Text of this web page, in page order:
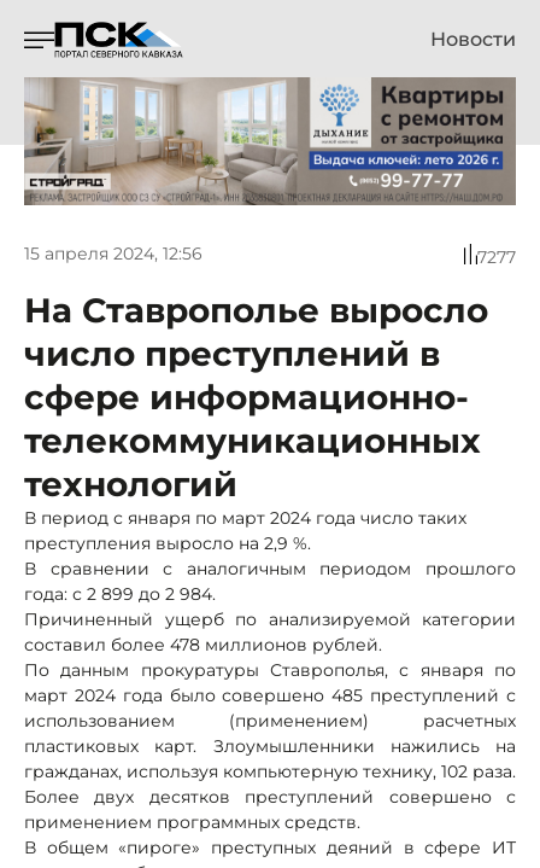
Новости
15 апреля 2024, 12:56 7277
На Ставрополье выросло
число преступлений в
сфере информационно-
телекоммуникационных
технологий
В период с января по март 2024 года число таких
преступления выросло на 2,9 %.
В сравнении с аналогичным периодом прошлого
года: с 2 899 до 2 984.
Причиненный ущерб по анализируемой категории
составил более 478 миллионов рублей.
По данным прокуратуры Ставрополья, с января по
март 2024 года было совершено 485 преступлений с
использованием (применением) расчетных
пластиковых карт. Злоумышленники нажились на
гражданах, используя компьютерную технику, 102 раза.
Более двух десятков преступлений совершено с
применением программных средств.
В общем «пироге» преступных деяний в сфере ИТ